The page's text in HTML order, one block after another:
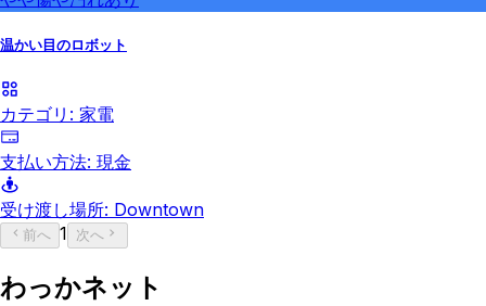
温かい目のロボット
カテゴリ: 家電
支払い方法: 現金
受け渡し場所: Downtown
前へ 1 次へ
わっかネット